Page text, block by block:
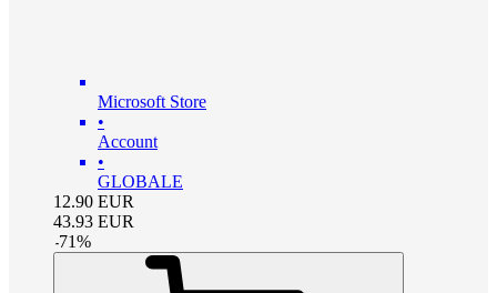
Microsoft Store
•
Account
•
GLOBALE
12.90 EUR
43.93 EUR
-71%